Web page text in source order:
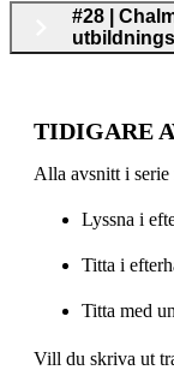
#28 |
TIDIGARE
Alla avsnitt i
Lyssna i
Titta i
Titta med
Vill du skriva ut